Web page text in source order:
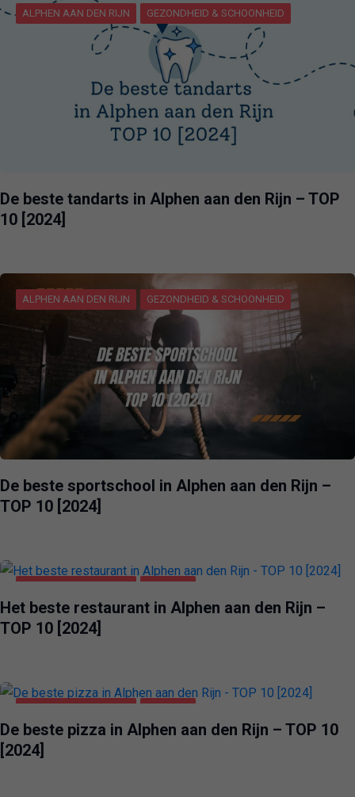
ALPHEN AAN DEN RIJN GEZONDHEID & SCHOONHEID
De beste tandarts in Alphen aan den Rijn – TOP
10 [2024]
ALPHEN AAN DEN RIJN GEZONDHEID & SCHOONHEID
De beste sportschool in Alphen aan den Rijn –
TOP 10 [2024]
ALPHEN AAN DEN RIJN VOEDING
Het beste restaurant in Alphen aan den Rijn –
TOP 10 [2024]
ALPHEN AAN DEN RIJN VOEDING
De beste pizza in Alphen aan den Rijn – TOP 10
[2024]